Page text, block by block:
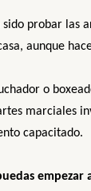
probar las
aunque
o
marciales
capacitado.